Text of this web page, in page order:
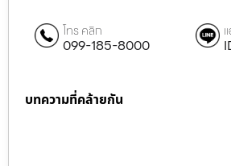
โทร คลิก
099-185-8000
บทความที่คล้ายกัน